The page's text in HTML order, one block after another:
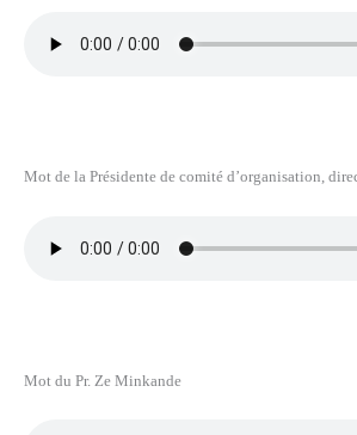
Mot de la Présidente de comité d’organisation,
Mot du Pr. Ze Minkande